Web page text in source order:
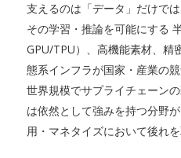
支えるのは「データ」だけでは
その学習・推論を可能にする
GPU/TPU）、高機能素材、精
態系インフラが国家・産業の競
世界規模でサプライチェーン
は依然として強みを持つ分野
用・マネタイズにおいて後れを